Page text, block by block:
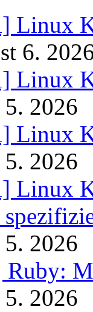
6.
2026
2026
2026
2026